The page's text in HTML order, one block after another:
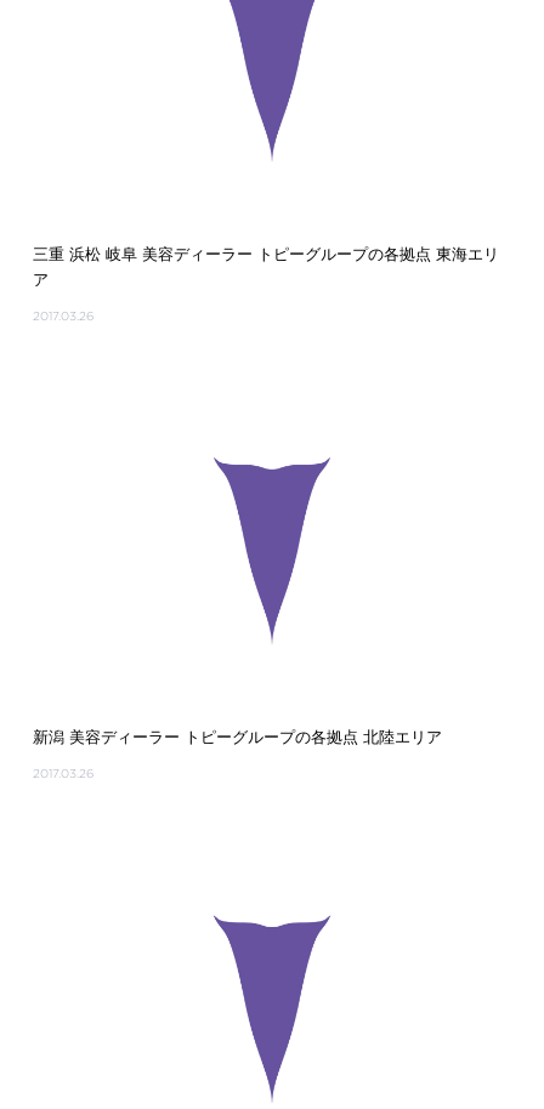
三重 浜松 岐阜 美容ディーラー トピーグループの各拠点 東海エリ
ア
2017.03.26
新潟 美容ディーラー トピーグループの各拠点 北陸エリア
2017.03.26